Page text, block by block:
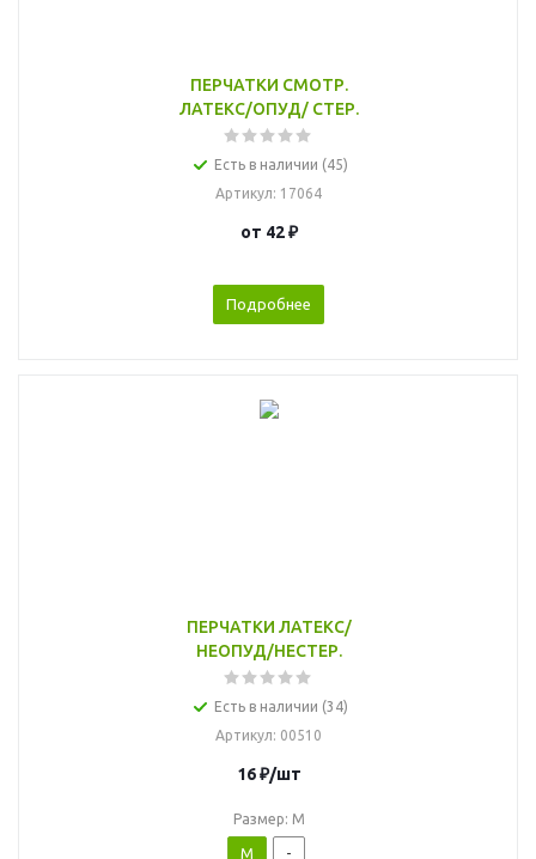
ПЕРЧАТКИ СМОТР.
ЛАТЕКС/ОПУД/ СТЕР.
Есть в наличии (45)
Артикул: 17064
от 42 ₽
Подробнее
ПЕРЧАТКИ ЛАТЕКС/
НЕОПУД/НЕСТЕР.
Есть в наличии (34)
Артикул: 00510
16₽/шт
Размер: M
M -